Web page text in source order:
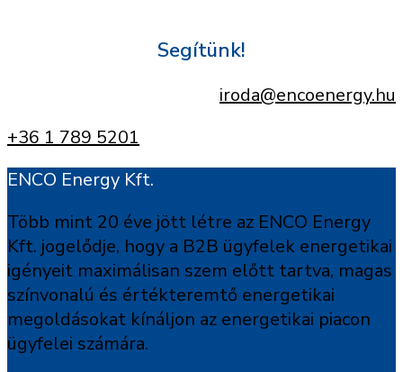
Segítünk!
iroda@encoenergy.hu
+36 1 789 5201
ENCO Energy Kft.
Több mint 20 éve jött létre az ENCO Energy
Kft. jogelődje, hogy a B2B ügyfelek energetikai
igényeit maximálisan szem előtt tartva, magas
színvonalú és értékteremtő energetikai
megoldásokat kínáljon az energetikai piacon
ügyfelei számára.